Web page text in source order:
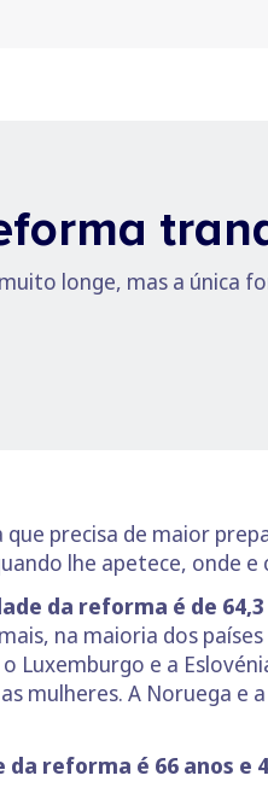
longe, mas a
precisa de maior
lhe apetece, onde e
da reforma é de
na maioria dos
Luxemburgo e a
mulheres. A Noruega e
da reforma é 66 anos e